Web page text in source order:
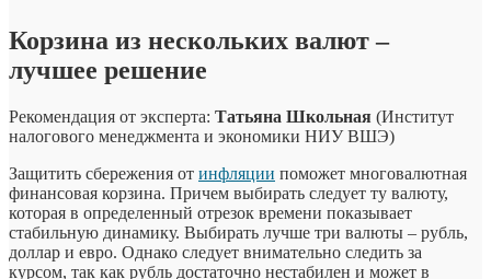
Корзина из нескольких валют –
лучшее решение
Рекомендация от эксперта: Татьяна Школьная (Институт
налогового менеджмента и экономики НИУ ВШЭ)
Защитить сбережения от инфляции поможет многовалютная
финансовая корзина. Причем выбирать следует ту валюту,
которая в определенный отрезок времени показывает
стабильную динамику. Выбирать лучше три валюты – рубль,
доллар и евро. Однако следует внимательно следить за
курсом, так как рубль достаточно нестабилен и может в